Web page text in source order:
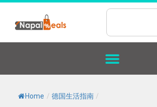
Home / 德国生活指南 /